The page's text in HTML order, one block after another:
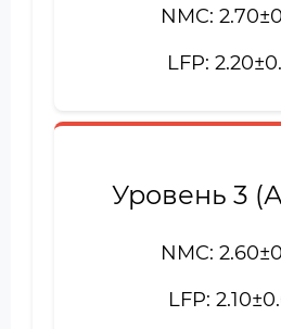
NMC:
LFP:
Уровень 3
NMC:
LFP: